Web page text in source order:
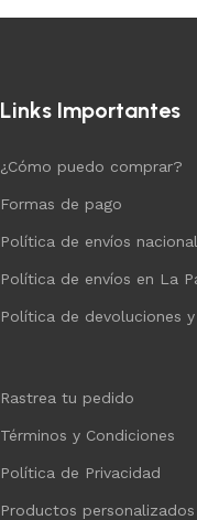
Links Importantes
¿Cómo puedo comprar?
Formas de pago
Política de envíos
Política de envíos en La
Política de devoluciones
Rastrea tu pedido
Términos y Condiciones
Política de Privacidad
Productos personalizados